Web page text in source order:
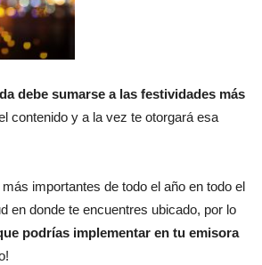
debe sumarse a las festividades más
contenido y a la vez te otorgará esa
importantes de todo el año en todo el
en donde te encuentres ubicado, por lo
podrías implementar en tu emisora